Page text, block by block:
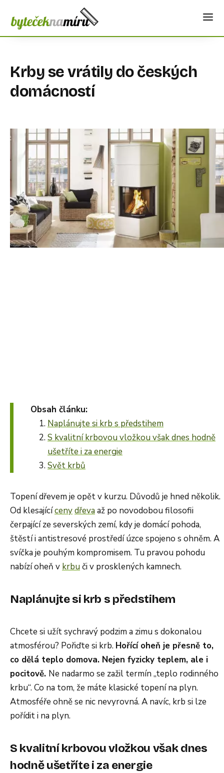
Krby se vrátily do českých
domácností
Obsah článku:
Naplánujte si krb s předstihem
S kvalitní krbovou vložkou však dnes hodně
ušetříte i za energie
Svět krbů
Topení dřevem je opět v kurzu. Důvodů je hned několik.
Od klesajícícenydřevaaž po novodobou filosofii
čerpající ze severských zemí, kdy je domácí pohoda,
štěstí i antistresové prostředí úzce spojeno s ohněm. A
svíčka je pouhým kompromisem. Tu pravou pohodu
nabízí oheň v krbuči v prosklených kamnech.
Naplánujte si krb s předstihem
Chcete si užít sychravý podzim a zimu s dokonalou
atmosférou? Pořiďte si krb. Hořící oheň je přesně to,
co dělá teplo domova. Nejen fyzicky teplem, ale i
pocitově. Ne nadarmo se zažil termín „teplo rodinného
krbu“. Co na tom, že máte klasické topení na plyn.
Atmosféře ohně se nic nevyrovná. A navíc, krb si lze
pořídit i na plyn.
S kvalitní krbovou vložkou však dnes
hodně ušetříte i za energie